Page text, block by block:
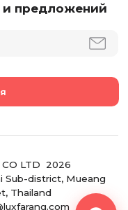
и предложений
CO LTD 2026
Sub-district, Mueang
Thailand